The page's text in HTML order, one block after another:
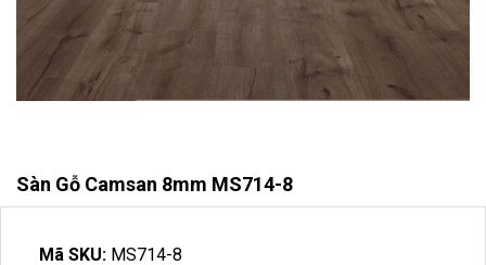
Sàn Gỗ Camsan 8mm MS714-8
Mã SKU: MS714-8